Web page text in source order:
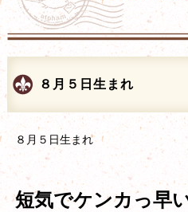
８月５日生まれ
８月５日生まれ
短気でケンカっ早